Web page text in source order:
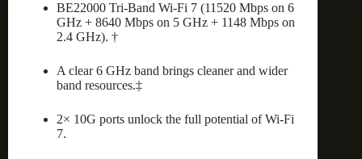
BE22000 Tri-Band Wi-Fi 7 (11520 Mbps on 6
GHz + 8640 Mbps on 5 GHz + 1148 Mbps on
2.4 GHz). †
A clear 6 GHz band brings cleaner and wider
band resources.‡
2× 10G ports unlock the full potential of Wi-Fi
7.